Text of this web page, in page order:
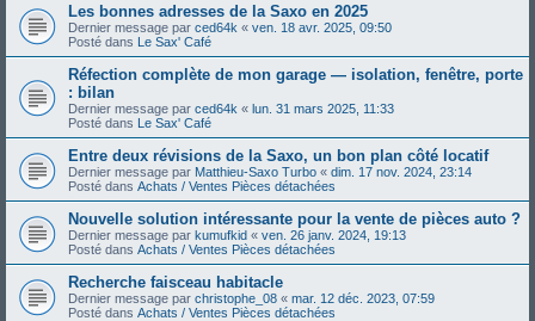
Les bonnes adresses de la Saxo en 2025
Dernier message par ced64k « ven. 18 avr. 2025, 09:50
Posté dans Le Sax' Café
Réfection complète de mon garage — isolation, fenêtre, porte
: bilan
Dernier message par ced64k « lun. 31 mars 2025, 11:33
Posté dans Le Sax' Café
Entre deux révisions de la Saxo, un bon plan côté locatif
Dernier message par Matthieu-Saxo Turbo « dim. 17 nov. 2024, 23:14
Posté dans Achats / Ventes Pièces détachées
Nouvelle solution intéressante pour la vente de pièces auto ?
Dernier message par kumufkid « ven. 26 janv. 2024, 19:13
Posté dans Achats / Ventes Pièces détachées
Recherche faisceau habitacle
Dernier message par christophe_08 « mar. 12 déc. 2023, 07:59
Posté dans Achats / Ventes Pièces détachées